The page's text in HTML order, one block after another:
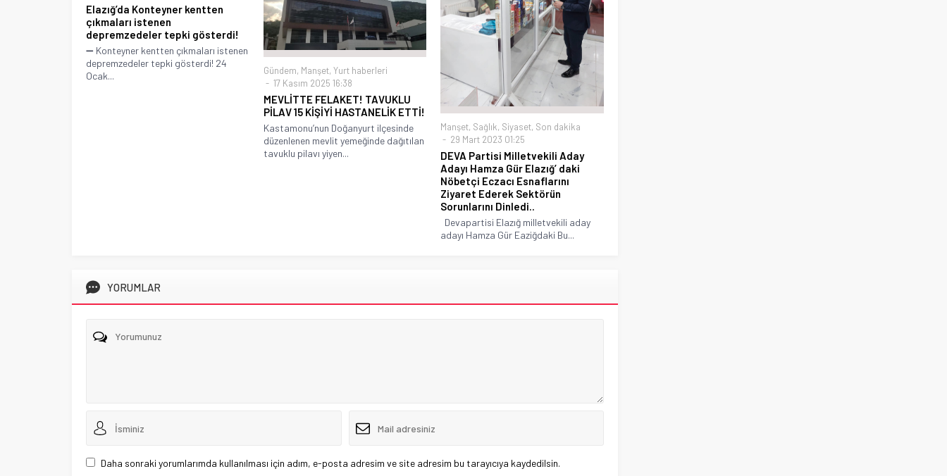
Elazığ’da Konteyner kentten
çıkmaları istenen
depremzedeler tepki gösterdi!
➖ Konteyner kentten çıkmaları istenen
depremzedeler tepki gösterdi! 24
Ocak...
Gündem, Manşet, Yurt haberleri
17 Kasım 2025 16:38
MEVLİTTE FELAKET! TAVUKLU
PİLAV 15 KİŞİYİ HASTANELİK ETTİ!
Kastamonu’nun Doğanyurt ilçesinde
düzenlenen mevlit yemeğinde dağıtılan
tavuklu pilavı yiyen...
Manşet, Sağlık, Siyaset, Son dakika
29 Mart 2023 01:25
DEVA Partisi Milletvekili Aday
Adayı Hamza Gür Elazığ’ daki
Nöbetçi Eczacı Esnaflarını
Ziyaret Ederek Sektörün
Sorunlarını Dinledi..
Devapartisi Elazığ milletvekili aday
adayı Hamza Gür Eaziğdaki Bu...
YORUMLAR
Daha sonraki yorumlarımda kullanılması için adım, e-posta adresim ve site adresim bu tarayıcıya kaydedilsin.